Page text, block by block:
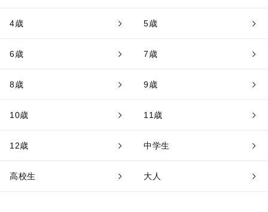
4歳 5歳
6歳 7歳
8歳 9歳
10歳 11歳
12歳 中学生
高校生 大人